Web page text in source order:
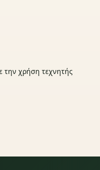
την χρήση τεχνητής